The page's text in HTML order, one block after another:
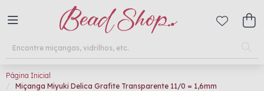
Página Inicial
Miçanga Miyuki Delica Grafite Transparente 11/0 = 1,6mm